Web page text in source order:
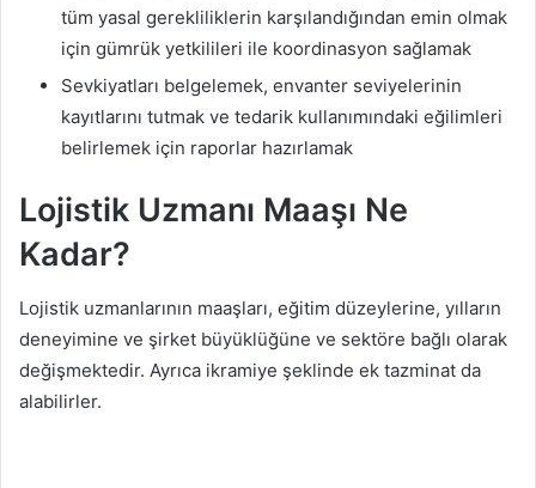
tüm yasal gerekliliklerin karşılandığından emin olmak
için gümrük yetkilileri ile koordinasyon sağlamak
Sevkiyatları belgelemek, envanter seviyelerinin
kayıtlarını tutmak ve tedarik kullanımındaki eğilimleri
belirlemek için raporlar hazırlamak
Lojistik Uzmanı Maaşı Ne
Kadar?
Lojistik uzmanlarının maaşları, eğitim düzeylerine, yılların
deneyimine ve şirket büyüklüğüne ve sektöre bağlı olarak
değişmektedir. Ayrıca ikramiye şeklinde ek tazminat da
alabilirler.